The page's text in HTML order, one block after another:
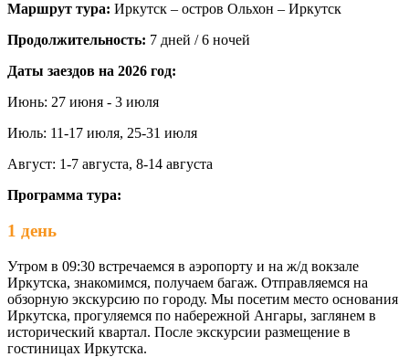
Маршрут тура: Иркутск – остров Ольхон – Иркутск
Продолжительность: 7 дней / 6 ночей
Даты заездов на 2026 год:
Июнь: 27 июня - 3 июля
Июль: 11-17 июля, 25-31 июля
Август: 1-7 августа, 8-14 августа
Программа тура:
1 день
Утром в 09:30 встречаемся в аэропорту и на ж/д вокзале
Иркутска, знакомимся, получаем багаж. Отправляемся на
обзорную экскурсию по городу. Мы посетим место основания
Иркутска, прогуляемся по набережной Ангары, заглянем в
исторический квартал. После экскурсии размещение в
гостиницах Иркутска.